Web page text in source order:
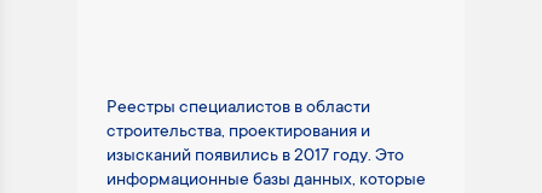
Реестры специалистов в области
строительства, проектирования и
изысканий появились в 2017 году. Это
информационные базы данных, которые